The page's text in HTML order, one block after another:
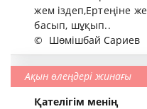
жем іздеп,Ертеңіне
басып, шұқып..
© Шөмішбай Сариев
Ақын өлеңдері жинағы
Қателігім менің